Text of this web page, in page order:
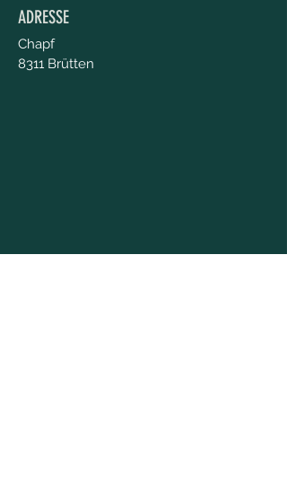
ADRESSE
Chapf
8311 Brütten